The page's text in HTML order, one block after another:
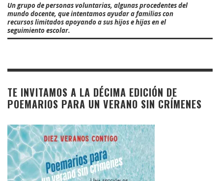
Un grupo de personas voluntarias, algunas procedentes del
mundo docente, que intentamos ayudar a familias con
recursos limitados apoyando a sus hijos e hijas en el
seguimiento escolar.
TE INVITAMOS A LA DÉCIMA EDICIÓN DE
POEMARIOS PARA UN VERANO SIN CRÍMENES